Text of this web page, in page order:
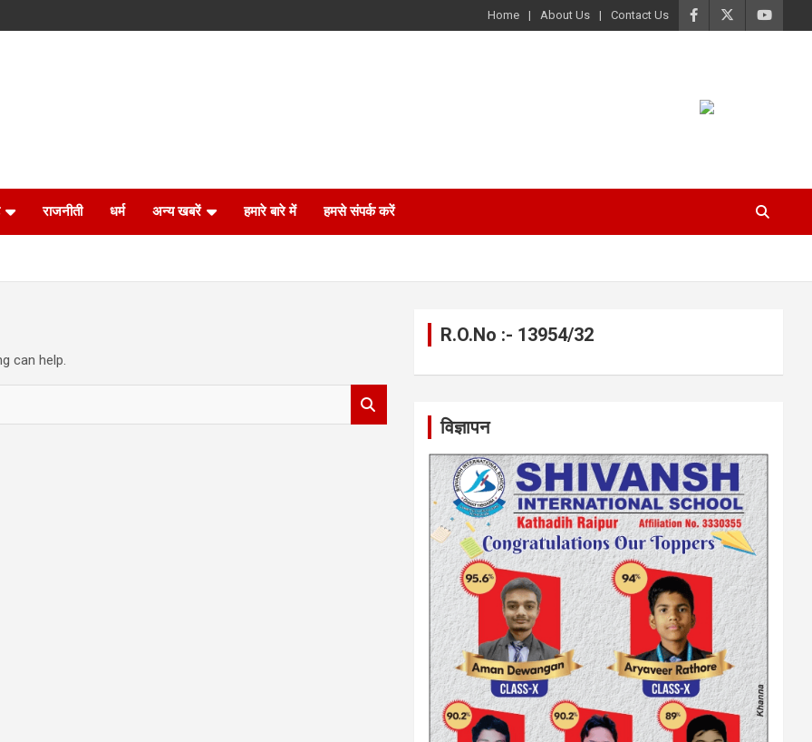
Home About Us Contact Us
राजनीती धर्म अन्य खबरें हमारे बारे में हमसे संपर्क करें
can help.
R.O.No :- 13954/32
विज्ञापन